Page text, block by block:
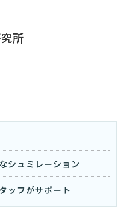
所
シュミレーション
ッフがサポート